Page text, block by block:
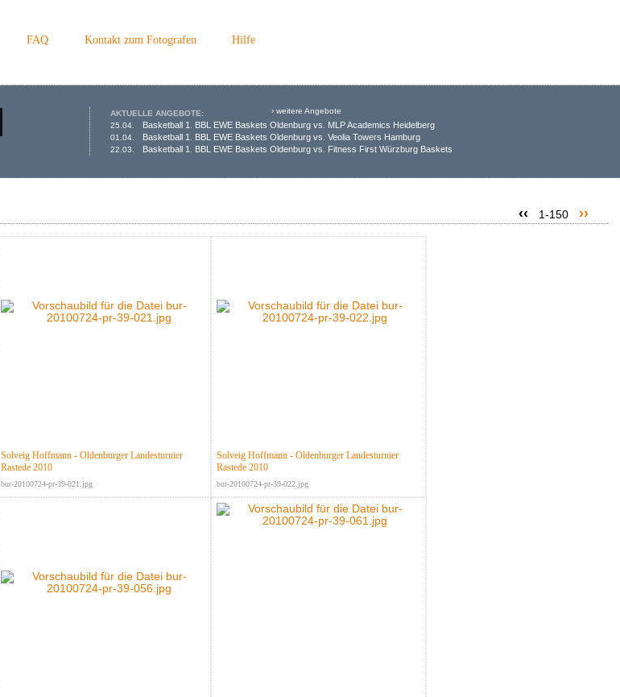
FAQ Kontakt zum Fotografen Hilfe
› weitere Angebote
AKTUELLE ANGEBOTE:
25.04.
Basketball 1. BBL EWE Baskets Oldenburg vs. MLP Academics Heidelberg
01.04. Basketball 1. BBL EWE Baskets Oldenburg vs. Veolia Towers Hamburg
22.03. Basketball 1. BBL EWE Baskets Oldenburg vs. Fitness First Würzburg Baskets
‹‹ 1-150 ››
Solveig Hoffmann - Oldenburger Landesturnier
Rastede 2010
bur-20100724-pr-39-021.jpg
Solveig Hoffmann - Oldenburger Landesturnier
Rastede 2010
bur-20100724-pr-39-022.jpg